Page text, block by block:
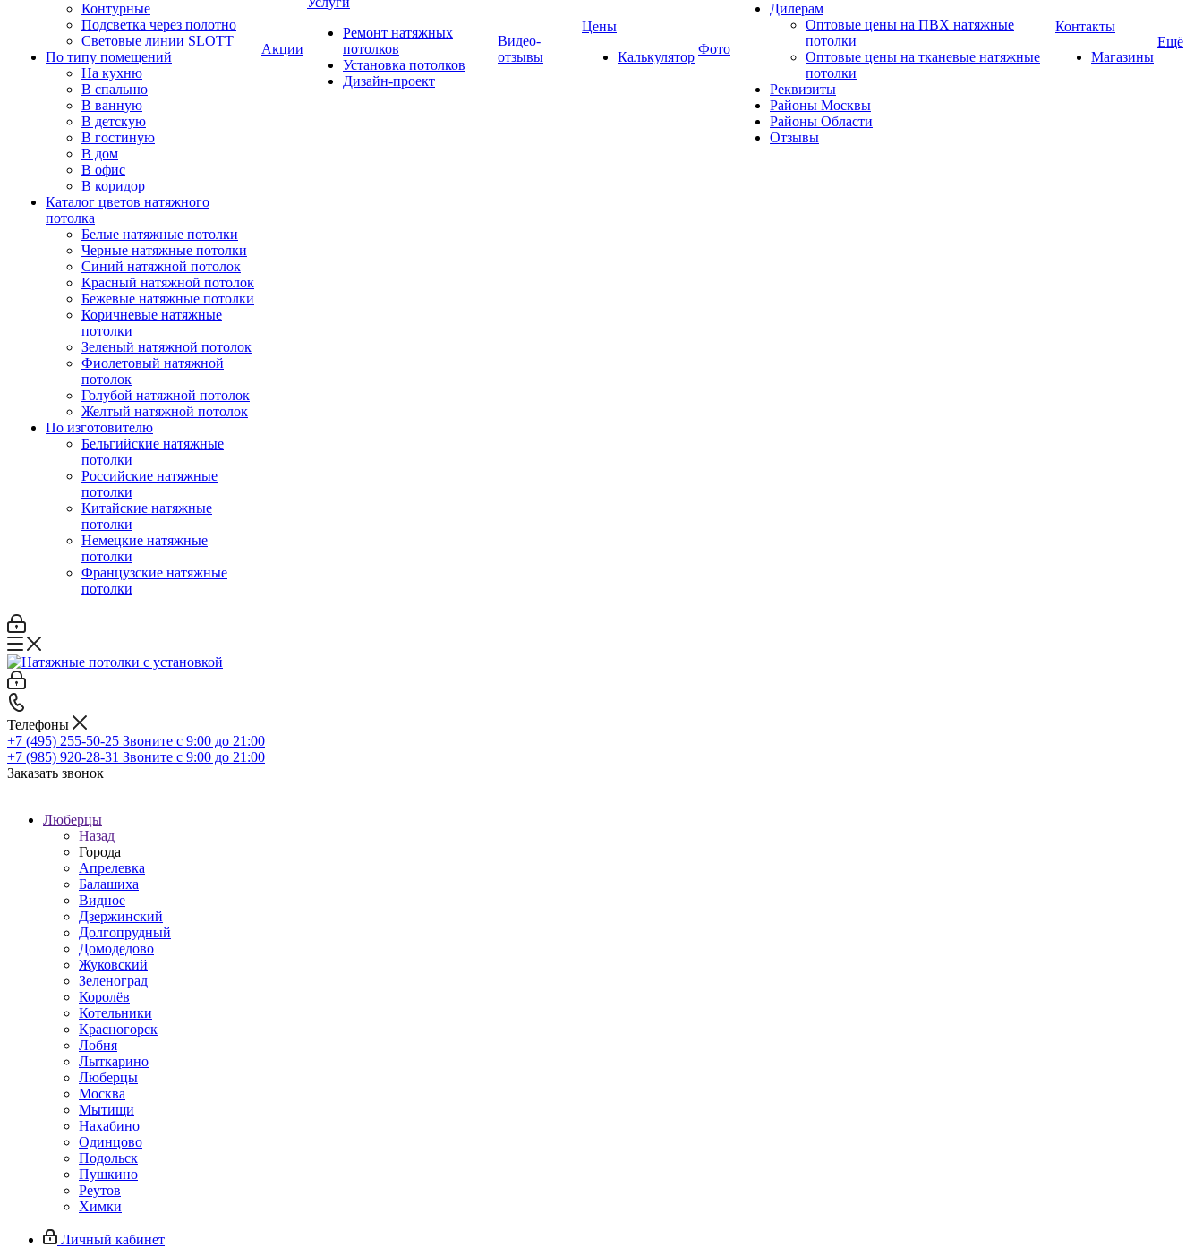
Контурные
Подсветка через полотно
Световые линии SLOTT
По типу помещений
На кухню
В спальню
В ванную
В детскую
В гостиную
В дом
В офис
В коридор
Каталог цветов натяжного
потолка
Белые натяжные потолки
Черные натяжные потолки
Синий натяжной потолок
Красный натяжной потолок
Бежевые натяжные потолки
Коричневые натяжные
потолки
Зеленый натяжной потолок
Фиолетовый натяжной
потолок
Голубой натяжной потолок
Желтый натяжной потолок
По изготовителю
Бельгийские натяжные
потолки
Российские натяжные
потолки
Китайские натяжные
потолки
Немецкие натяжные
потолки
Французские натяжные
потолки
Акции
Ремонт натяжных
потолков
Установка потолков
Дизайн-проект
Видео-
отзывы
Цены
Калькулятор
Фото
Дилерам
Оптовые цены на ПВХ натяжные
потолки
Оптовые цены на тканевые натяжные
потолки
Реквизиты
Районы Москвы
Районы Области
Отзывы
Контакты
Магазины
Ещё
Телефоны
+7 (495) 255-50-25 Звоните с 9:00 до 21:00
+7 (985) 920-28-31 Звоните с 9:00 до 21:00
Заказать звонок
Люберцы
Назад
Города
Апрелевка
Балашиха
Видное
Дзержинский
Долгопрудный
Домодедово
Жуковский
Зеленоград
Королёв
Котельники
Красногорск
Лобня
Лыткарино
Люберцы
Москва
Мытищи
Нахабино
Одинцово
Подольск
Пушкино
Реутов
Химки
Личный кабинет